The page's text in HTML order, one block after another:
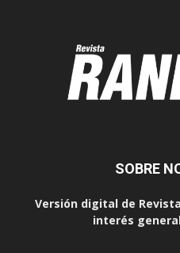
SOBRE
Versión digital de
interés